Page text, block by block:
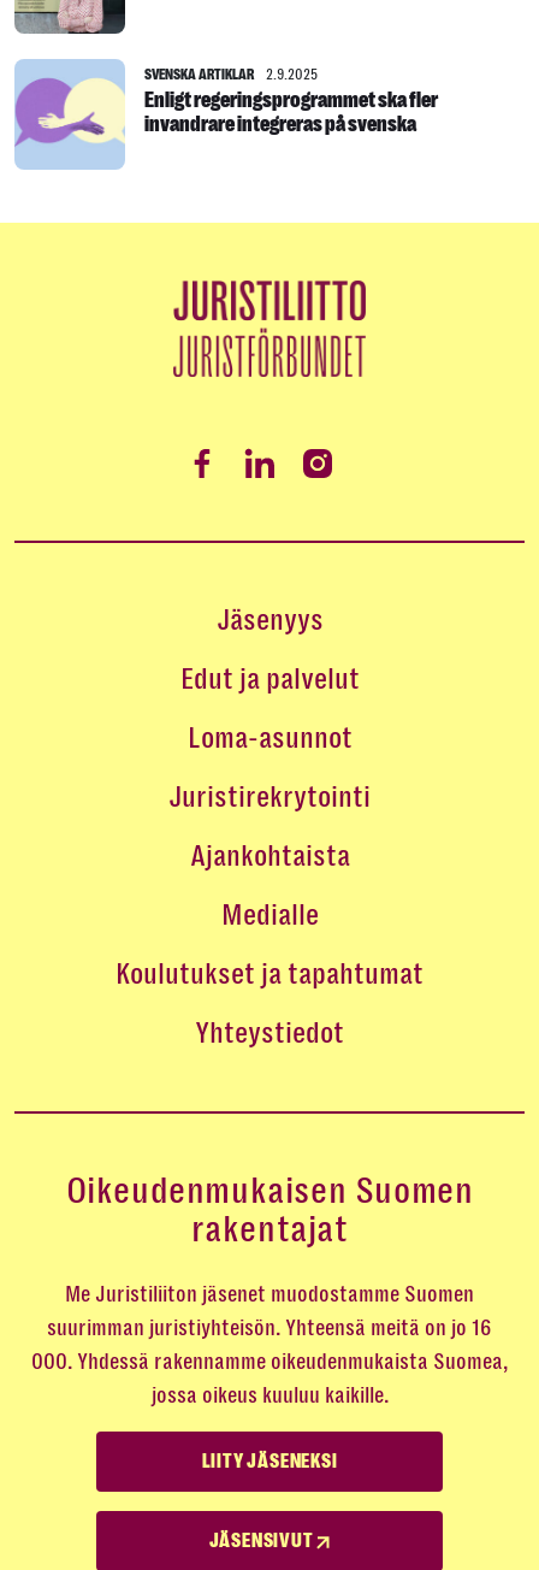
SVENSKA ARTIKLAR 2.9.2025
Enligt regeringsprogrammet ska fler
invandrare integreras på svenska
Jäsenyys
Edut ja palvelut
Loma-asunnot
Juristirekrytointi
Ajankohtaista
Medialle
Koulutukset ja tapahtumat
Yhteystiedot
Oikeudenmukaisen Suomen
rakentajat
Me Juristiliiton jäsenet muodostamme Suomen
suurimman juristiyhteisön. Yhteensä meitä on jo 16
000. Yhdessä rakennamme oikeudenmukaista Suomea,
jossa oikeus kuuluu kaikille.
LIITY JÄSENEKSI
JÄSENSIVUT